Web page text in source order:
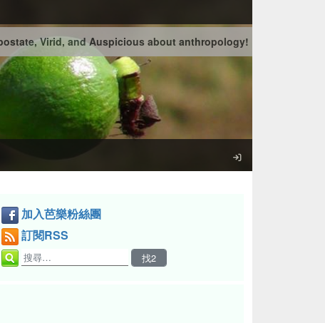
Virid, and Auspicious about anthropology!
加入芭樂粉絲團
訂閱RSS